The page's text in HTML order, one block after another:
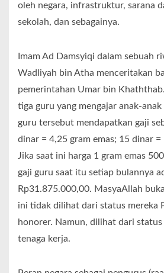
oleh negara, infrastruktur, sarana
sekolah, dan sebagainya.
Imam Ad Damsyiqi dalam sebuah
Wadliyah bin Atha menceritakan
pemerintahan Umar bin
tiga guru yang mengajar anak-
guru tersebut mendapatkan gaji
dinar = 4,25 gram emas; 15 dinar =
Jika saat ini harga 1 gram emas
gaji guru saat itu setiap bulannya
Rp31.875.000,00. MasyaAllah
ini tidak dilihat dari status mereka
honorer. Namun, dilihat dari status
tenaga kerja.